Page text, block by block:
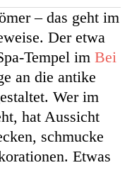
– das geht im
Der etwa
Tempel im Bei
an die antike
Wer im
hat Aussicht
schmucke
Etwas